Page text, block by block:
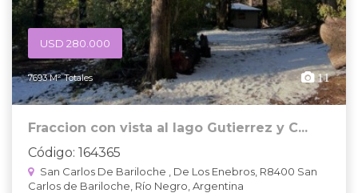
USD 280.000
7693 M² Totales 11
Fraccion con vista al lago Gutierrez y C...
Código: 164365
San Carlos De Bariloche , De Los Enebros, R8400 San
Carlos de Bariloche, Río Negro, Argentina